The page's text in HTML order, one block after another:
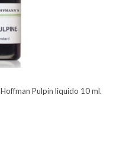
Hoffman Pulpin liquido 10 ml.